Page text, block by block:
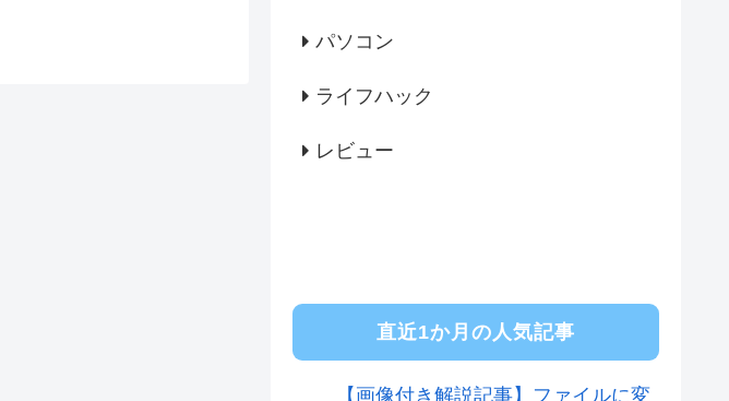
パソコン
ライフハック
レビュー
直近1か月の人気記事
【画像付き解説記事】ファイルに変